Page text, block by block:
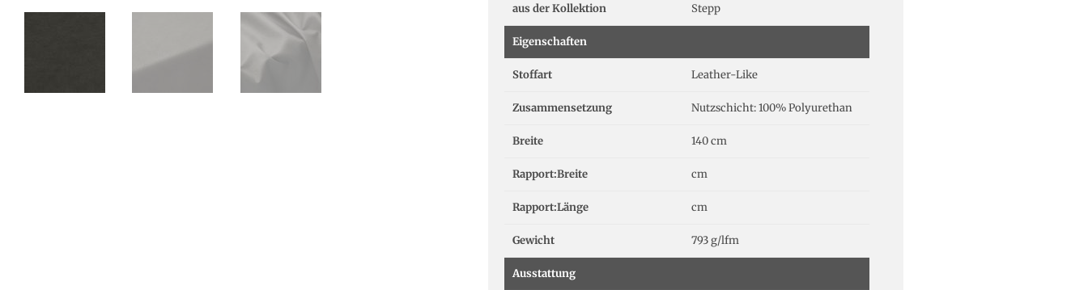
aus der Kollektion Stepp
Eigenschaften
Stoffart Leather-Like
Zusammensetzung Nutzschicht: 100% Polyurethan
Breite 140 cm
Rapport:Breite cm
Rapport:Länge cm
Gewicht 793 g/lfm
Ausstattung